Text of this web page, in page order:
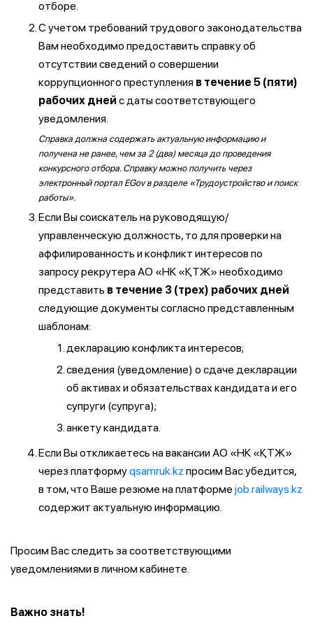
отборе.
С учетом требований трудового законодательства
Вам необходимо предоставить справку об
отсутствии сведений о совершении
коррупционного преступления в течение 5 (пяти)
рабочих дней с даты соответствующего
уведомления.
Справка должна содержать актуальную информацию и
получена не ранее, чем за 2 (два) месяца до проведения
конкурсного отбора. Справку можно получить через
электронный портал EGov в разделе «Трудоустройство и поиск
работы».
Если Вы соискатель на руководящую/
управленческую должность, то для проверки на
аффилированность и конфликт интересов по
запросу рекрутера АО «НК «ҚТЖ» необходимо
представить в течение 3 (трех) рабочих дней
следующие документы согласно представленным
шаблонам:
декларацию конфликта интересов;
сведения (уведомление) о сдаче декларации
об активах и обязательствах кандидата и его
супруги (супруга);
анкету кандидата.
Если Вы откликаетесь на вакансии АО «НК «ҚТЖ»
через платформуqsamruk.kz просим Вас убедится,
в том, что Ваше резюме на платформе job.railways.kz
содержит актуальную информацию.
Просим Вас следить за соответствующими
уведомлениями в личном кабинете.
Важно знать!